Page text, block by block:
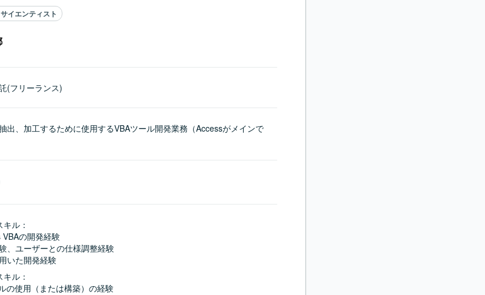
イエンティスト
(フリーランス)
出、加工するために使用するVBAツール開発業務（Accessがメインで
ル：
VBAの開発経験
、ユーザーとの仕様調整経験
いた開発経験
ル：
の使用（または構築）の経験